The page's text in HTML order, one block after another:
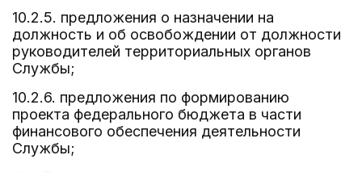
10.2.5. предложения о назначении на
должность и об освобождении от должности
руководителей территориальных органов
Службы;
10.2.6. предложения по формированию
проекта федерального бюджета в части
финансового обеспечения деятельности
Службы;